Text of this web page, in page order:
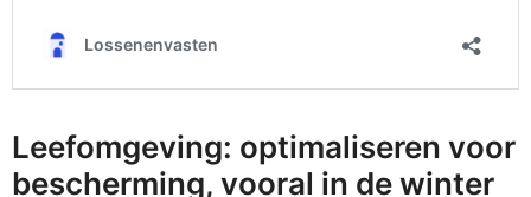
Leefomgeving: optimaliseren voor
bescherming, vooral in de winter